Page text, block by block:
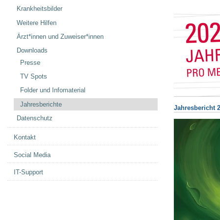
Jahresbericht
Krankheitsbilder
Weitere Hilfen
Ärzt*innen und Zuweiser*innen
Downloads
Presse
TV Spots
Folder und Infomaterial
Jahresberichte
Datenschutz
Kontakt
Social Media
IT-Support